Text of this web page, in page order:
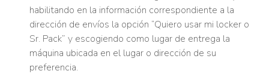
habilitando en la información correspondiente a la
dirección de envíos la opción “Quiero usar mi locker o
Sr. Pack” y escogiendo como lugar de entrega la
máquina ubicada en el lugar o dirección de su
preferencia.